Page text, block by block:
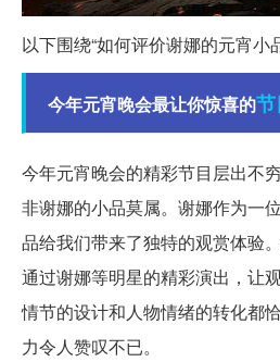
以下围绕“如何评价谢娜的元宵小
今年元宵晚会最让你惊喜的节
今年元宵晚会的精彩节目层出不
非谢娜的小品莫属。谢娜作为一
品给我们带来了独特的观赏体验
通过谢娜等明星的精彩演出，让
情节的设计和人物情绪的转化都
力令人赞叹不已。